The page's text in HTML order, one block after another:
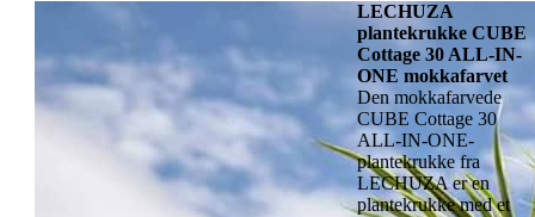
LECHUZA
plantekrukke CUBE
Cottage 30 ALL-IN-
ONE mokkafarvet
Den mokkafarvede
CUBE Cottage 30
ALL-IN-ONE-
plantekrukke fra
LECHUZA er en
plantekrukke med et